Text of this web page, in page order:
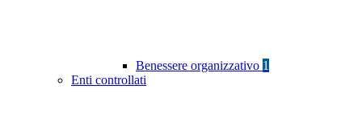
Benessere organizzativo 1
Enti controllati